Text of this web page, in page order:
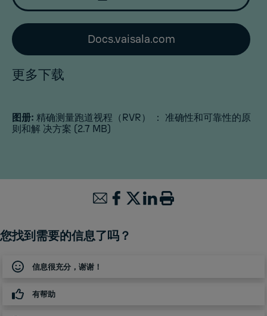
Docs.vaisala.com
更多下载
图册: 精确测量跑道视程（RVR） ： 准确性和可靠性的原
则和解 决方案 (2.7 MB)
您找到需要的信息了吗？
信息很充分，谢谢！
有帮助